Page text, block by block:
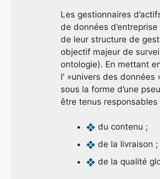
Les gestionnaires
de données
de leur structure de
objectif majeur de
ontologie). En mettant
l' »univers des données
sous la forme d’une
être tenus responsables
du contenu ;
de la livraison ;
de la qualité